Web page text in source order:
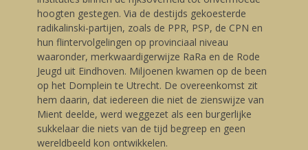
hoogten gestegen. Via de destijds gekoesterde
radikalinski-partijen, zoals de PPR, PSP, de CPN en
hun flintervolgelingen op provinciaal niveau
waaronder, merkwaardigerwijze RaRa en de Rode
Jeugd uit Eindhoven. Miljoenen kwamen op de been
op het Domplein te Utrecht. De overeenkomst zit
hem daarin, dat iedereen die niet de zienswijze van
Mient deelde, werd weggezet als een burgerlijke
sukkelaar die niets van de tijd begreep en geen
wereldbeeld kon ontwikkelen.